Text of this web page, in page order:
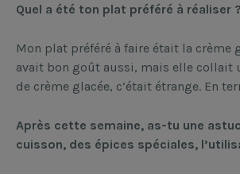
Quel a été ton plat préféré à réaliser
Mon plat préféré à faire était la crème
avait bon goût aussi, mais elle collait
de crème glacée, c’était étrange. En
Après cette semaine, as-tu une
cuisson, des épices spéciales,